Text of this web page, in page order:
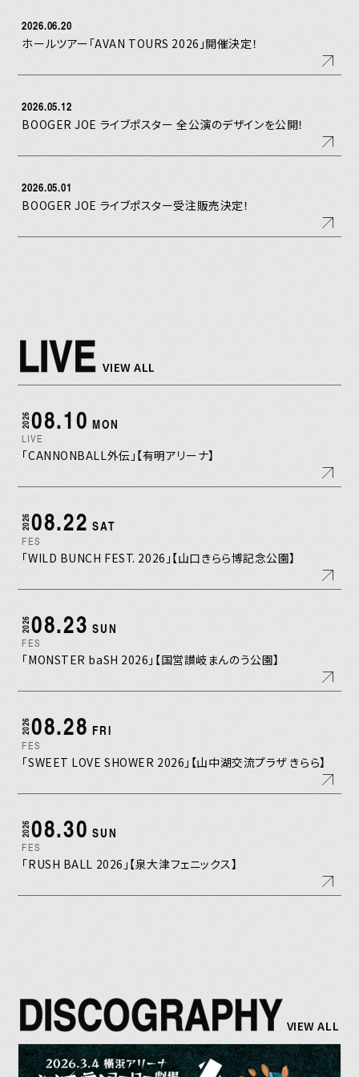
2026.06.20
ホールツアー「AVAN TOURS 2026」開催決定！
2026.05.12
BOOGER JOE ライブポスター 全公演のデザインを公開！
2026.05.01
BOOGER JOE ライブポスター受注販売決定！
LIVE VIEW ALL
202608.10 MON
LIVE
「CANNONBALL外伝」【有明アリーナ】
202608.22 SAT
FES
「WILD BUNCH FEST. 2026」【山口きらら博記念公園】
202608.23 SUN
FES
「MONSTER baSH 2026」【国営讃岐まんのう公園】
202608.28 FRI
FES
「SWEET LOVE SHOWER 2026」【山中湖交流プラザ きらら】
202608.30 SUN
FES
「RUSH BALL 2026」【泉大津フェニックス】
DISCOGRAPHY VIEW ALL